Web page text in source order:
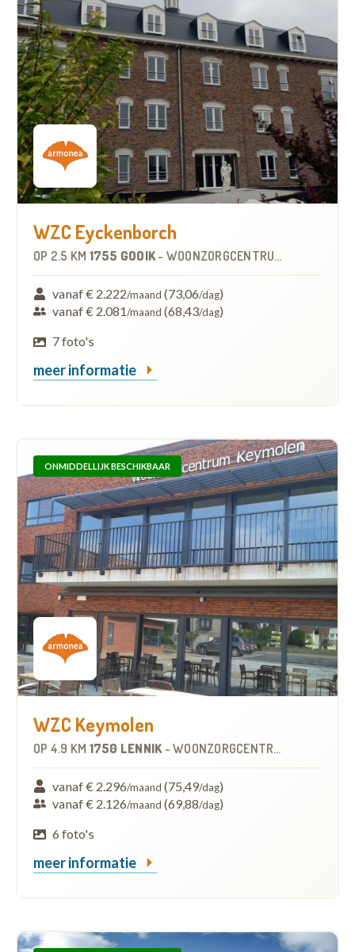
WZC Eyckenborch
OP 2.5 KM 1755 GOOIK- WOONZORGCENTRUM (WZC)
vanaf € 2.222/maand (73,06/dag)
vanaf € 2.081/maand (68,43/dag)
7 foto's
meer informatie
ONMIDDELLIJK BESCHIKBAAR
WZC Keymolen
OP 4.9 KM 1750 LENNIK - WOONZORGCENTRUM (WZC)
vanaf € 2.296/maand (75,49/dag)
vanaf € 2.126/maand (69,88/dag)
6 foto's
meer informatie